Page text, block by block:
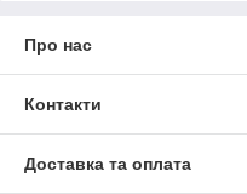
Про нас
Контакти
Доставка та оплата